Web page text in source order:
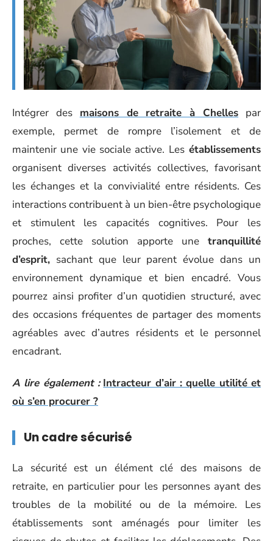
Intégrer des maisons de retraite à Chelles par
exemple, permet de rompre l’isolement et de
maintenir une vie sociale active. Lesétablissements
organisent diverses activités collectives, favorisant
les échanges et la convivialité entre résidents. Ces
interactions contribuent à un bien-être psychologique
et stimulent les capacités cognitives. Pour les
proches, cette solution apporte une tranquillité
d’esprit, sachant que leur parent évolue dans un
environnement dynamique et bien encadré. Vous
pourrez ainsi profiter d’un quotidien structuré, avec
des occasions fréquentes de partager des moments
agréables avec d’autres résidents et le personnel
encadrant.
A lire également : Intracteur d’air : quelle utilité et
où s’en procurer ?
Un cadre sécurisé
La sécurité est un élément clé des maisons de
retraite, en particulier pour les personnes ayant des
troubles de la mobilité ou de la mémoire. Les
établissements sont aménagés pour limiter les